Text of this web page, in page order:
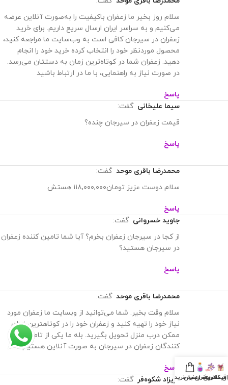
سلام روز بخیر ما زعفران باکیفیت را به‌صورت آنلاین عرضه
می‌کنیم و به سراسر ایران ارسال سریع داریم. برای خرید
زعفران در سیرجان کافی است به وب‌سایت ما مراجعه کنید،
محصول موردنظر خود را انتخاب کرده خرید خود را انجام
دهید. زعفران شما در کوتاه‌ترین زمان به دستتان می‌رسد.
در صورت نیاز به راهنمایی، با ما در ارتباط باشید
پاسخ
سیما علیخانی گفت:
قیمت زعفران در سیرجان چنده؟
پاسخ
محمدرضا باقری موحد گفت:
سلام دوست عزیز تومان۱۱۸,۰۰۰,۰۰۰ هستش
پاسخ
جاوید خسروانی گفت:
از کجا در سیرجان زعفران بخرم؟ آیا شما تامین کننده زعفران
در سیرجان هستید؟
پاسخ
محمدرضا باقری موحد گفت:
سلام وقت بخیر. شما‌ می‌توانید از وبسایت ما زعفران مورد
نیاز خود را تهیه کنید و زعفران خود را در کوتاهترین زمان
ممکن درب منزل تحویل بگیرید. بله ما یکی از تامین
کنندگان زعفران در سیرجان به صورت آنلاین هستیم.
پاسخ
پریزاد شکوه‌فر گفت: کادویی
قیمت زعفران
ظروف زعفران
سبد خرید